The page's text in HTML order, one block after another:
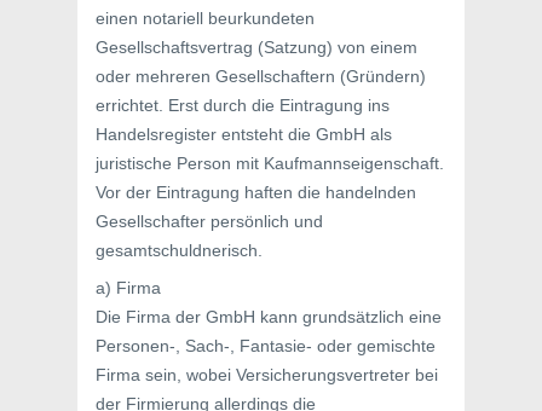
einen notariell beurkundeten
Gesellschaftsvertrag (Satzung) von einem
oder mehreren Gesellschaftern (Gründern)
errichtet. Erst durch die Eintragung ins
Handelsregister entsteht die GmbH als
juristische Person mit Kaufmannseigenschaft.
Vor der Eintragung haften die handelnden
Gesellschafter persönlich und
gesamtschuldnerisch.
a) Firma
Die Firma der GmbH kann grundsätzlich eine
Personen-, Sach-, Fantasie- oder gemischte
Firma sein, wobei Versicherungsvertreter bei
der Firmierung allerdings die